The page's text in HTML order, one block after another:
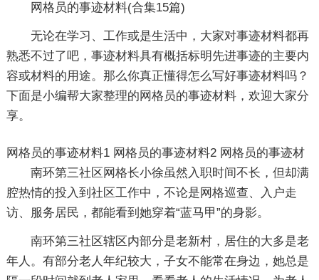
网格员的事迹材料(合集15篇)
无论在学习、工作或是生活中，大家对事迹材料都再
熟悉不过了吧，事迹材料具有概括标明先进事迹的主要内
容或材料的用途。那么你真正懂得怎么写好事迹材料吗？
下面是小编帮大家整理的网格员的事迹材料，欢迎大家分
享。
网格员的事迹材料1
南环第三社区网格长小徐虽然入职时间不长，但却满
腔热情的投入到社区工作中，不论是网格巡查、入户走
访、服务居民，都能看到她穿着“蓝马甲”的身影。
南环第三社区辖区内部分是老新村，居住的大多是老
年人。有部分老人年纪较大，子女不能常在身边，她总是
网格员的事迹材料2 网格员的事迹材